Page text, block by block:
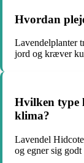
Hvordan
Lavendelplanter
jord og kræver
Hvilken type
klima?
Lavendel
og egner sig